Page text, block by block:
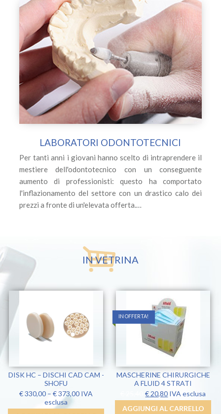
LABORATORI ODONTOTECNICI
Per tanti anni i giovani hanno scelto di intraprendere il
mestiere dell'odontotecnico con un conseguente
aumento di professionisti: questo ha comportato
l'inflazionamento del settore con un drastico calo dei
prezzi a fronte di un'elevata offerta.…
IN VETRINA
DISK HC – DISCHI CAD CAM -
SHOFU
€330,00 – €373,00 IVA
esclusa
IN OFFERTA!
MASCHERINE CHIRURGICHE
A FLUID 4 STRATI
Il
prezzo
originale
€ 20,80Il
prezzo
attuale
IVA esclusa
AGGIUNGI AL CARRELLO